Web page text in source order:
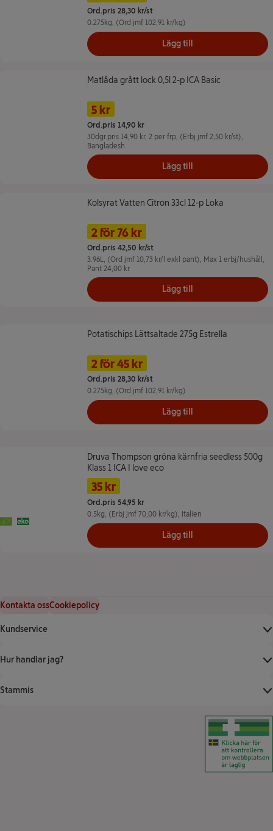
Ord.pris 28,30 kr/st
0.275kg, (Ord jmf 102,91 kr/kg)
Lägg till
Matlåda grått lock 0,5l 2-p ICA BasicMatlåda grått lock 0,5l 2-p ICA Basic
Pris
Tidigare pris
5 kr
Ord.pris 14,90 kr
30dgr.pris 14,90 kr,2 per frp, (Erbj jmf 2,50 kr/st),
Bangladesh
Lägg till
Kolsyrat Vatten Citron 33cl 12-p LokaKolsyrat Vatten Citron 33cl 12-p Loka
Pris
2 för 76 kr
Ord.pris 42,50 kr/st
3.96L, (Ord jmf 10,73 kr/l exkl pant), Max 1 erbj/hushåll ,
Pant 24,00 kr
Lägg till
Potatischips Lättsaltade 275g EstrellaPotatischips Lättsaltade 275g Estrella
Pris
2 för 45 kr
Ord.pris 28,30 kr/st
0.275kg, (Ord jmf 102,91 kr/kg)
Lägg till
Druva Thompson gröna kärnfria seedless 500g Klass 1 ICA I love eco
EU Ekologiskt
Ekologiskt
Druva Thompson gröna kärnfria seedless 500g
Klass 1 ICA I love eco
Pris
Tidigare pris
35 kr
Ord.pris 54,95 kr
0.5kg , (Erbj jmf 70,00 kr/kg) , Italien
Lägg till
Kontakta ossCookiepolicy
Kundservice
Hur handlar jag?
Stammis
Klicka för att